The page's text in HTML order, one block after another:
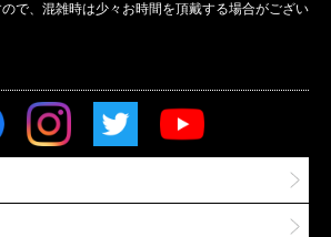
で、混雑時は少々お時間を頂戴する場合がござい